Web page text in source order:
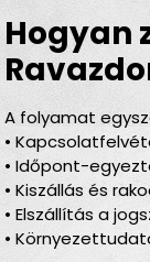
Hogyan
A folyamat
•
• Időpont-
• Kiszállás és
• Elszállítás a
•